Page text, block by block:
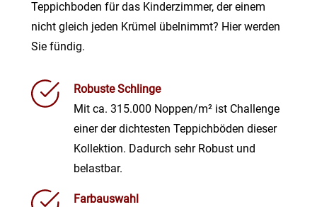
Teppichboden für das Kinderzimmer, der einem
nicht gleich jeden Krümel übelnimmt? Hier werden
Sie fündig.
Robuste Schlinge
Mit ca. 315.000 Noppen/m² ist Challenge
einer der dichtesten Teppichböden dieser
Kollektion. Dadurch sehr Robust und
belastbar.
Farbauswahl